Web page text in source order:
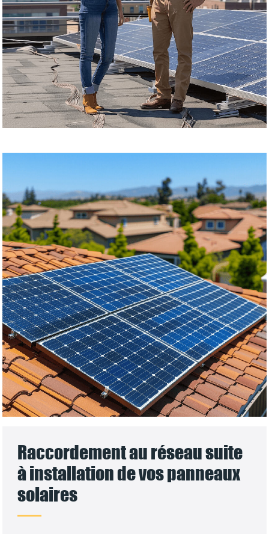
Raccordement au réseau suite
à installation de vos panneaux
solaires